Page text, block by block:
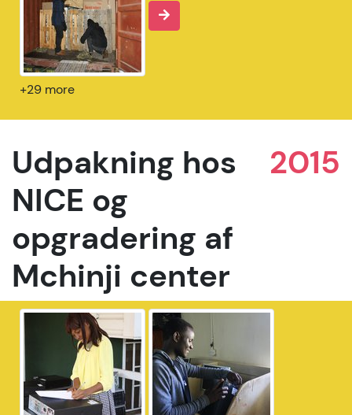
+29 more
2015
Udpakning hos
NICE og
opgradering af
Mchinji center